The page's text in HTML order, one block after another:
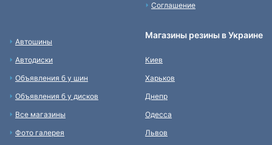
Соглашение
Автошины
Автодиски
Объявления б у шин
Объявления б у дисков
Все магазины
Фото галерея
Магазины резины в Украине
Киев
Харьков
Днепр
Одесса
Львов